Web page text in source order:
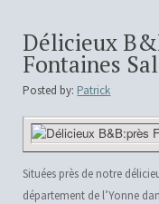
Délicieux
Fontaines
Posted by: Patrick
Situées près de notre
département de l’Yonne